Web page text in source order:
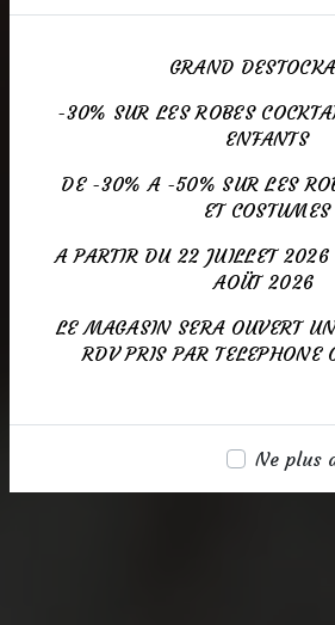
GRAND
-30% SUR LES ROBES
ENFANTS
DE -30% A -50% SUR LES
ET COSTUMES
A PARTIR DU 22 JUILLET 2026
AOÜT 2026
LE MAGASIN SERA OUVERT
RDV PRIS PAR TELEPHONE
Ne plus